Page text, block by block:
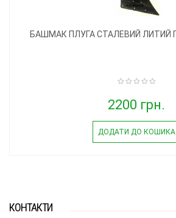
БАШМАК ПЛУГА СТАЛЕВИЙ ЛИТИЙ
2200 грн.
ДОДАТИ ДО КОШИКА
КОНТАКТИ